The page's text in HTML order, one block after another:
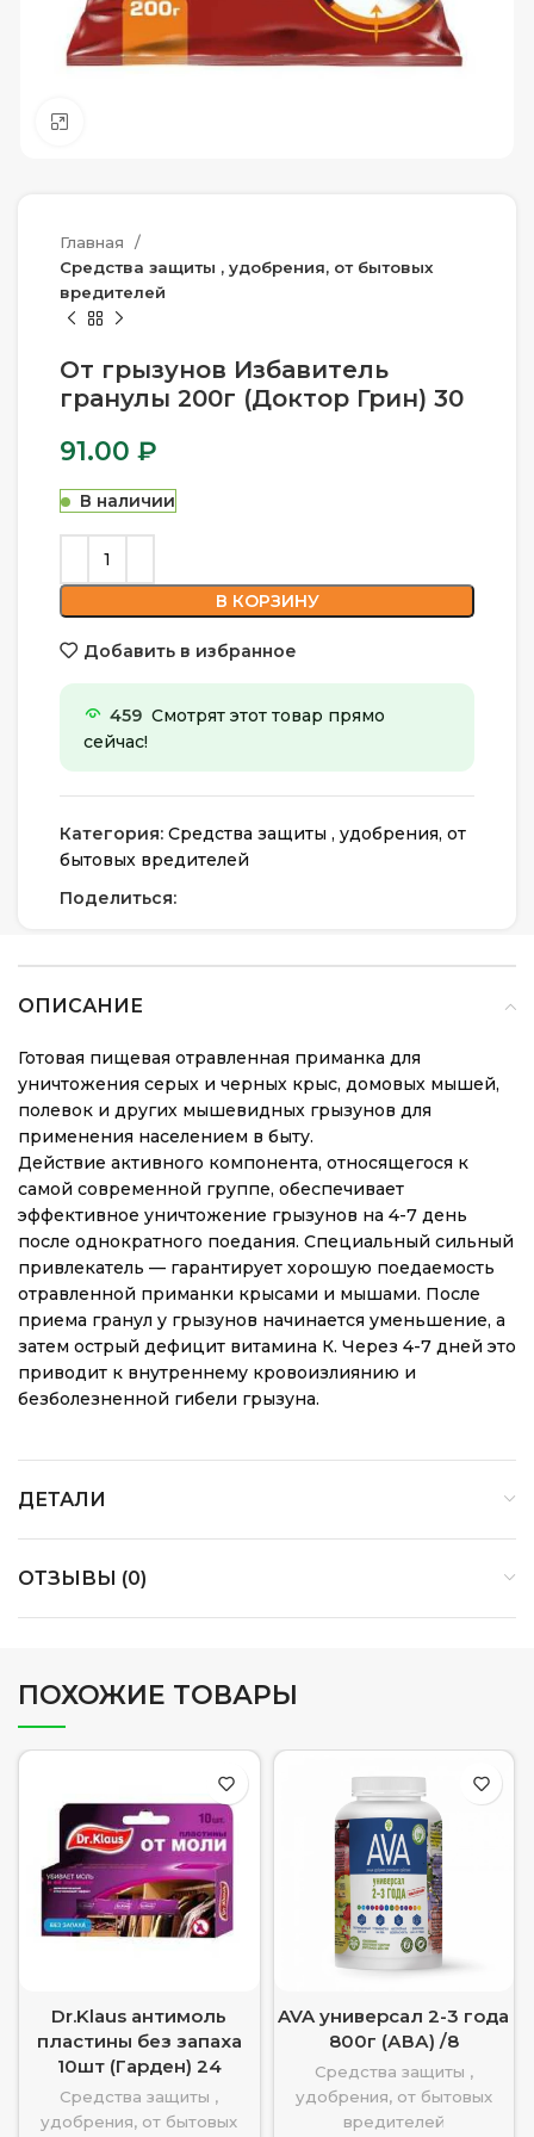
Главная
Средства защиты , удобрения, от бытовых
вредителей
От грызунов Избавитель
гранулы 200г (Доктор Грин) 30
91.00 ₽
В наличии
В КОРЗИНУ
Добавить в избранное
459 Смотрят этот товар прямо
сейчас!
Категория: Средства защиты , удобрения, от
бытовых вредителей
Поделиться:
ОПИСАНИЕ
Готовая пищевая отравленная приманка для
уничтожения серых и черных крыс, домовых мышей,
полевок и других мышевидных грызунов для
применения населением в быту.
Действие активного компонента, относящегося к
самой современной группе, обеспечивает
эффективное уничтожение грызунов на 4-7 день
после однократного поедания. Специальный сильный
привлекатель — гарантирует хорошую поедаемость
отравленной приманки крысами и мышами. После
приема гранул у грызунов начинается уменьшение, а
затем острый дефицит витамина К. Через 4-7 дней это
приводит к внутреннему кровоизлиянию и
безболезненной гибели грызуна.
ДЕТАЛИ
ОТЗЫВЫ (0)
ПОХОЖИЕ ТОВАРЫ
Dr.Klaus антимоль
пластины без запаха
10шт (Гарден) 24
Средства защиты ,
удобрения, от бытовых
AVA универсал 2-3 года
800г (АВА) /8
Средства защиты ,
удобрения, от бытовых
вредителей